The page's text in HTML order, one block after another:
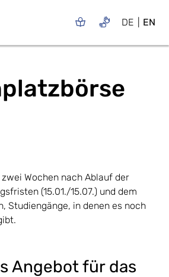
DE EN
Wochen nach Ablauf der
(15.01./15.07.) und dem
Studiengänge, in denen es noch
Angebot für das